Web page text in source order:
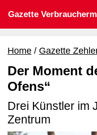
Gazette
Home Gazette
Der Moment
Ofens“
Drei Künstler im
Zentrum